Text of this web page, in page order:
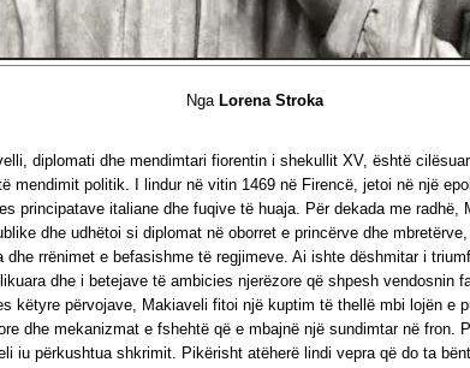
Nga Lorena Stroka
diplomati dhe mendimtari fiorentin i shekullit XV, është
mendimit politik. I lindur në vitin 1469 në Firencë, jetoi në një
principatave italiane dhe fuqive të huaja. Për dekada me radhë,
dhe udhëtoi si diplomat në oborret e princërve dhe
dhe rrënimet e befasishme të regjimeve. Ai ishte dëshmitar i
dhe i betejave të ambicies njerëzore që shpesh vendosnin
këtyre përvojave, Makiaveli fitoi një kuptim të thellë mbi lojën e
dhe mekanizmat e fshehtë që e mbajnë një sundimtar në fron.
iu përkushtua shkrimit. Pikërisht atëherë lindi vepra që do ta